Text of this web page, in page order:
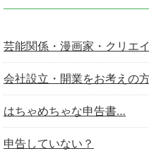
芸能関係・漫画家・クリエ
会社設立・開業をお考えの
はちゃめちゃな申告書…
申告していない？